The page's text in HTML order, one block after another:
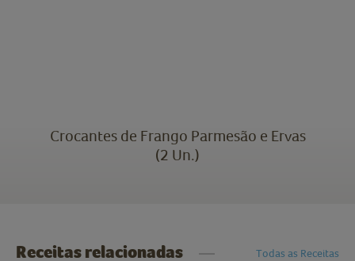
Crocantes de Frango Parmesão e Ervas
(2 Un.)
Receitas relacionadas Todas as Receitas